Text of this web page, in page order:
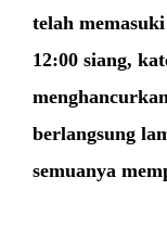
telah
12:00 siang,
berlangsung
semuanya